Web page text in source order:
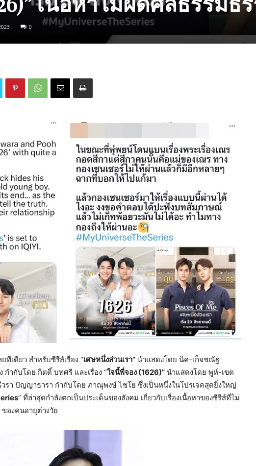
0
ทีเดียว สำหรับซีรีส์เรื่อง “เศษหนึ่งส่วนเรา” นำแสดงโดย นิค-เก็จชณัฐ
ำกับโดย กิตติ์ บทศรี และเรื่อง “ใจนี้พี่จอง (1626)” นำแสดงโดย พูห์-เขต
า ปัญญาธารา กำกับโดย ภาณุพงษ์ ไชโย ซึ่งเป็นหนึ่งในโปรเจคสุดยิ่งใหญ่
” ที่ล่าสุดกำลังตกเป็นประเด็นของสังคม เกี่ยวกับเรื่องเนื้อหาของซีรีส์ที่ไม่
องคนอายุต่างวัย